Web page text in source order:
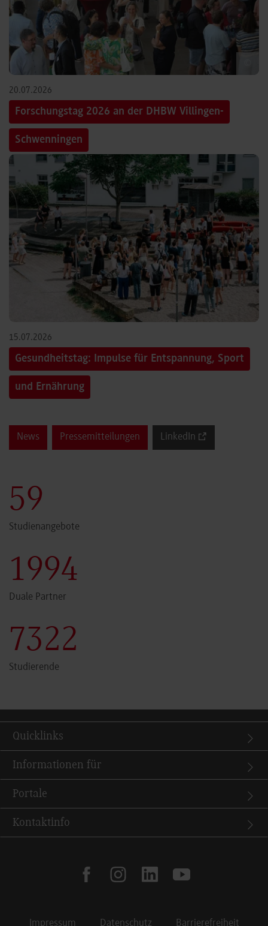
20.07.2026
Forschungstag 2026 an der DHBW Villingen-
Schwenningen
15.07.2026
Gesundheitstag: Impulse für Entspannung, Sport
und Ernährung
News Pressemitteilungen LinkedIn
60
Studienangebote
2000
Duale Partner
7341
Studierende
Quicklinks
Informationen für
Portale
Kontaktinfo
facebookinstagramlinkedin youtube